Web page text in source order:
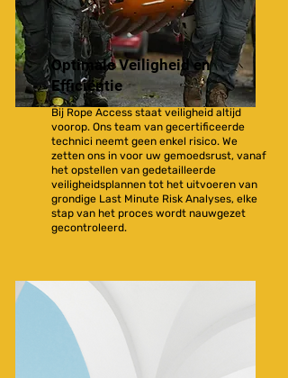
Optimale Veiligheid en
Efficiëntie
Bij Rope Access staat veiligheid altijd
voorop. Ons team van gecertificeerde
technici neemt geen enkel risico. We
zetten ons in voor uw gemoedsrust, vanaf
het opstellen van gedetailleerde
veiligheidsplannen tot het uitvoeren van
grondige Last Minute Risk Analyses, elke
stap van het proces wordt nauwgezet
gecontroleerd.